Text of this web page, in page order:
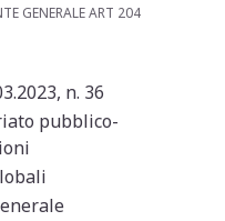
GENERALE ART 204
n. 36
pubblico-